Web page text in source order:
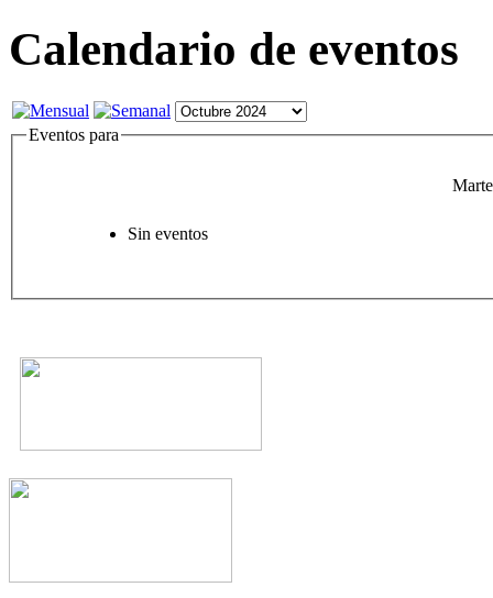
Calendario de eventos
Eventos para
Sin eventos